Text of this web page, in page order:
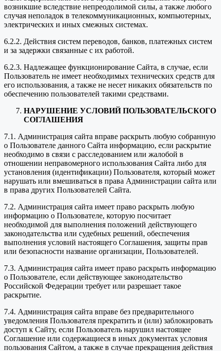
возникшие вследствие непреодолимой силы, а также любого
случая неполадок в телекоммуникационных, компьютерных,
электрических и иных смежных системах.
6.2.2. Действия систем переводов, банков, платежных систем
и за задержки связанные с их работой.
6.2.3. Надлежащее функционирование Сайта, в случае, если
Пользователь не имеет необходимых технических средств для
его использования, а также не несет никаких обязательств по
обеспечению пользователей такими средствами.
НАРУШЕНИЕ УСЛОВИЙ ПОЛЬЗОВАТЕЛЬСКОГО
СОГЛАШЕНИЯ
7.1. Администрация сайта вправе раскрыть любую собранную
о Пользователе данного Сайта информацию, если раскрытие
необходимо в связи с расследованием или жалобой в
отношении неправомерного использования Сайта либо для
установления (идентификации) Пользователя, который может
нарушать или вмешиваться в права Администрации сайта или
в права других Пользователей Сайта.
7.2. Администрация сайта имеет право раскрыть любую
информацию о Пользователе, которую посчитает
необходимой для выполнения положений действующего
законодательства или судебных решений, обеспечения
выполнения условий настоящего Соглашения, защиты прав
или безопасности название организации, Пользователей.
7.3. Администрация сайта имеет право раскрыть информацию
о Пользователе, если действующее законодательство
Российской Федерации требует или разрешает такое
раскрытие.
7.4. Администрация сайта вправе без предварительного
уведомления Пользователя прекратить и (или) заблокировать
доступ к Сайту, если Пользователь нарушил настоящее
Соглашение или содержащиеся в иных документах условия
пользования Сайтом, а также в случае прекращения действия